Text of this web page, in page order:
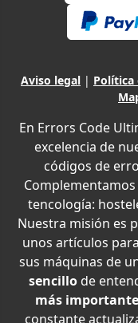
Aviso legal | Política
En Errors Code
excelencia de
códigos de
tencología:
Nuestra misión es
unos artículos
sus máquinas de
sencillode
más
constante